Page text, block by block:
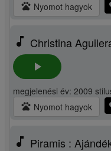
pets Nyomot hagyok
music_note Christina
play_arrow
megjelenési év: 2009
pets Nyomot hagyok
music_note Piramis :